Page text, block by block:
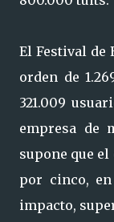
El Festival de
orden de
321.009
empresa de
supone que
por cinco,
impacto,